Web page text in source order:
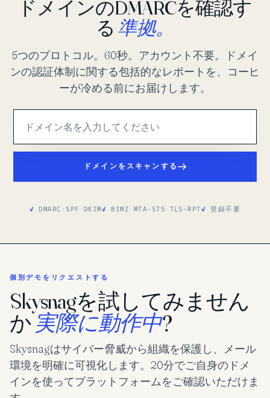
ドメインのDMARCを確認す
る 準拠。
5つのプロトコル。60秒。アカウント不要。ドメイ
ンの認証体制に関する包括的なレポートを、コーヒ
ーが冷める前にお届けします。
ドメインをスキャンする
DMARC · SPF · DKIM BIMI · MTA-STS · TLS-RPT 登録不要
個別デモをリクエストする
Skysnagを試してみません
か実際に動作中?
Skysnagはサイバー脅威から組織を保護し、メール
環境を明確に可視化します。20分でご自身のドメ
インを使ってプラットフォームをご確認いただけま